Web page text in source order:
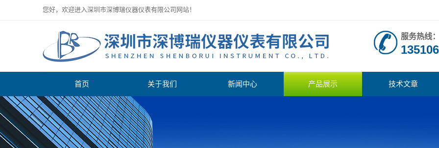
您好，欢迎进入深圳市深博瑞仪器仪表有限公司网站！
服务热线：
首页 关于我们 新闻中心 产品展示 技术文章